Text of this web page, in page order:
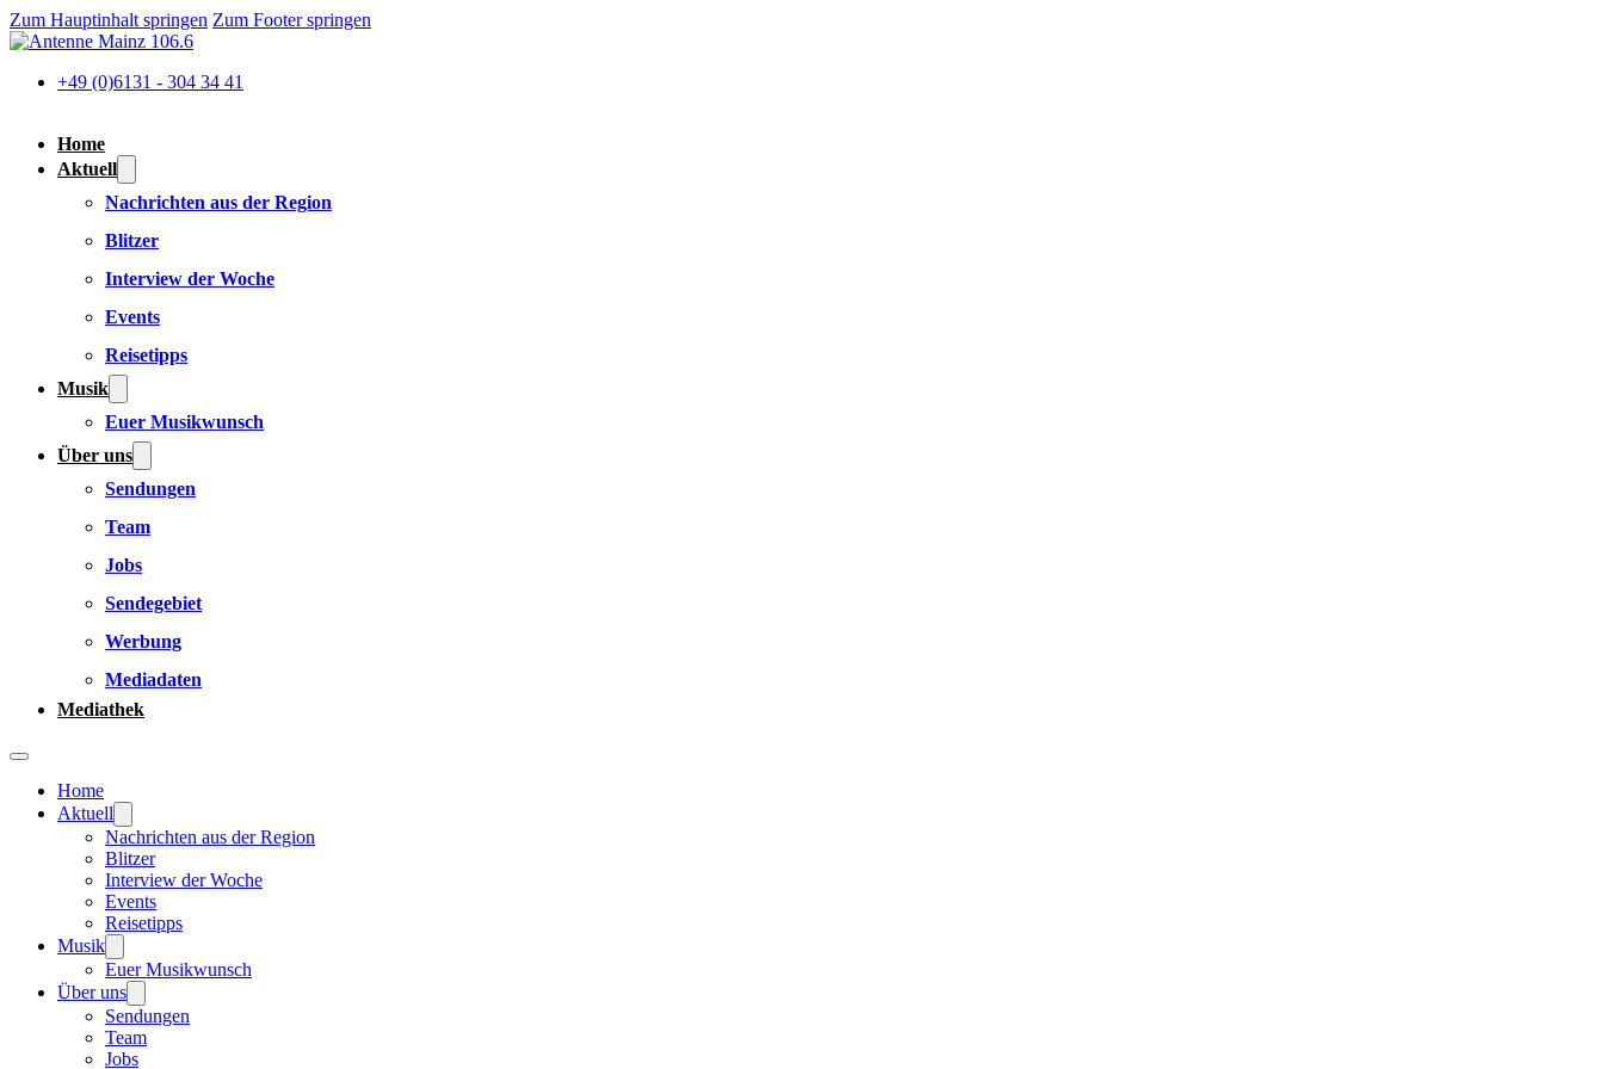
Zum Hauptinhalt springen Zum Footer springen
+49 (0)6131 - 304 34 41
Home
Aktuell
Nachrichten aus der Region
Blitzer
Interview der Woche
Events
Reisetipps
Musik
Euer Musikwunsch
Über uns
Sendungen
Team
Jobs
Sendegebiet
Werbung
Mediadaten
Mediathek
Home
Aktuell
Nachrichten aus der Region
Blitzer
Interview der Woche
Events
Reisetipps
Musik
Euer Musikwunsch
Über uns
Sendungen
Team
Jobs